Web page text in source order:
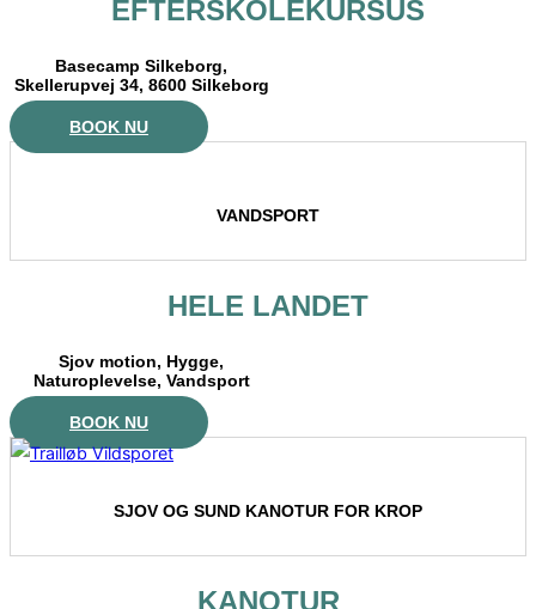
EFTERSKOLEKURSUS
Basecamp Silkeborg,
Skellerupvej 34, 8600 Silkeborg
BOOK NU
VANDSPORT
HELE LANDET
Sjov motion, Hygge,
Naturoplevelse, Vandsport
BOOK NU
SJOV OG SUND KANOTUR FOR KROP
KANOTUR